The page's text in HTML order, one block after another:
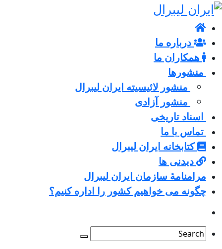
درباره ما
همکاران ما
منشورها
منشور لائیسیته ایران لیبرال
منشور آزادی
اسناد تاریخی
تماس با ما
کتابخانه ایران لیبرال
دیدنی ها
مرامنامۀ سازمان ایران لیبرال
چگونه می خواهیم کشور را اداره کنیم؟